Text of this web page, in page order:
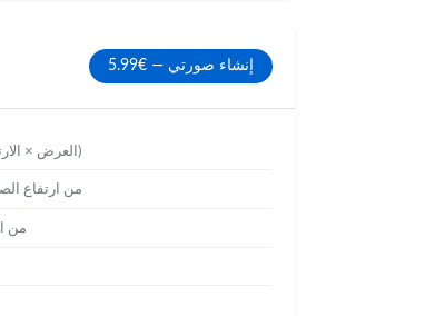
إنشاء صورتي — €5.99
(العرض × الارتفاع)
من ارتفاع
من